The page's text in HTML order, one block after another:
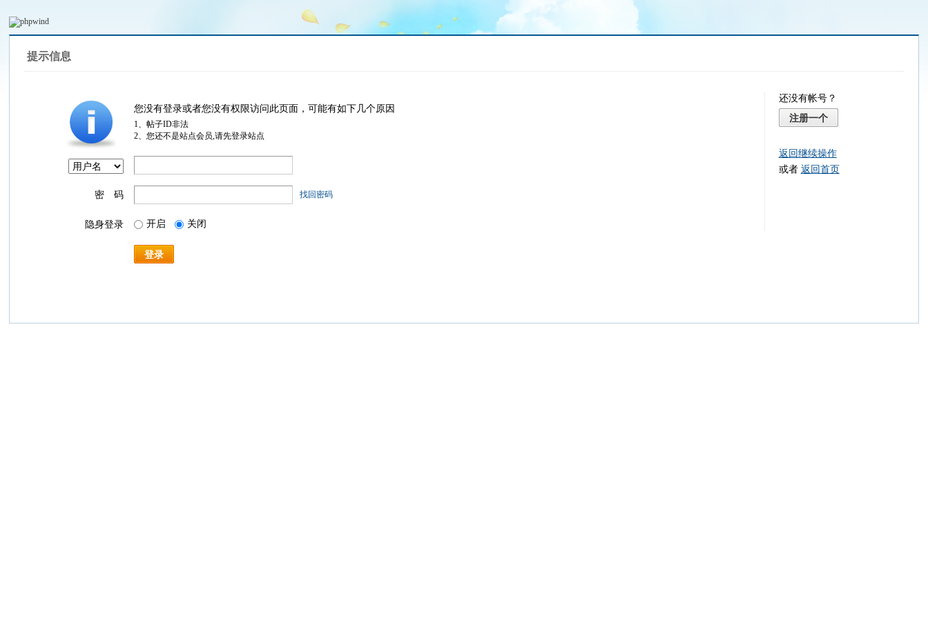
提示信息
您没有登录或者您没有权限访问此页面，可能有如下几个原因
1、帖子ID非法
2、您还不是站点会员,请先登录站点
密 码 找回密码
隐身登录 开启 关闭
登录
还没有帐号？
注册一个
返回继续操作
或者 返回首页